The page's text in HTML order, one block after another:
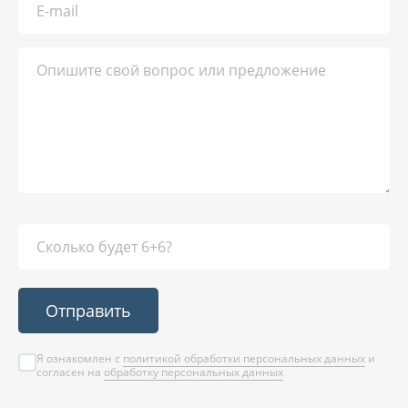
Отправить
Я ознакомлен с политикой обработки персональных данных и
согласен на обработку персональных данных